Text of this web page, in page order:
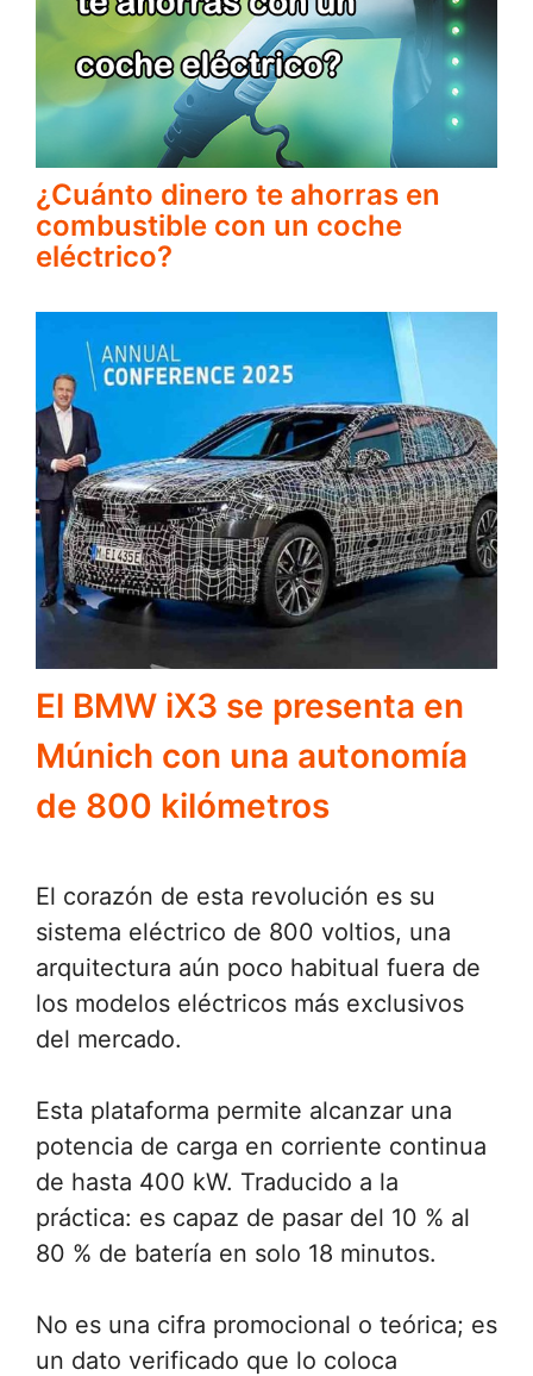
¿Cuánto dinero te ahorras en
combustible con un coche
eléctrico?
El BMW iX3 se presenta en
Múnich con una autonomía
de 800 kilómetros
El corazón de esta revolución es su
sistema eléctrico de 800 voltios, una
arquitectura aún poco habitual fuera de
los modelos eléctricos más exclusivos
del mercado.
Esta plataforma permite alcanzar una
potencia de carga en corriente continua
de hasta 400 kW. Traducido a la
práctica: es capaz de pasar del 10 % al
80 % de batería en solo 18 minutos.
No es una cifra promocional o teórica; es
un dato verificado que lo coloca